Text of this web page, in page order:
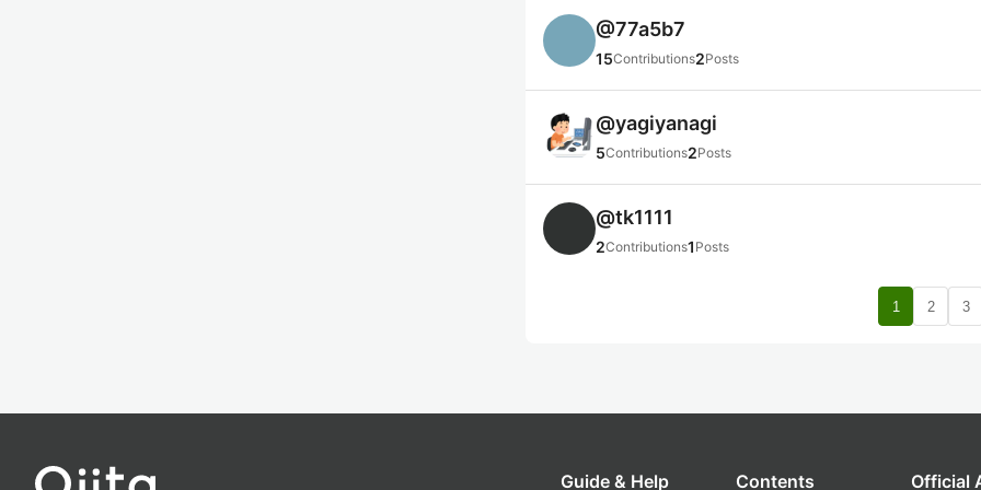
@77a5b7
15Contributions2Posts
@yagiyanagi
5Contributions2Posts
@tk1111
2Contributions1 Posts
1 2 3
Guide & Help Contents Official